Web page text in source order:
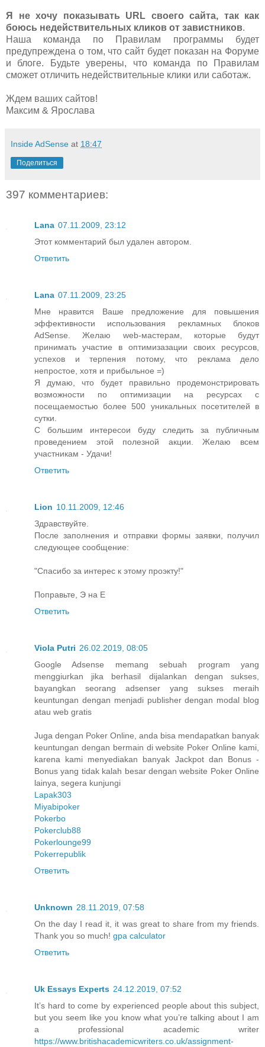
Я не хочу показывать URL своего сайта, так как
боюсь недействительных кликов от завистников.
Наша команда по Правилам программы будет
предупреждена о том, что сайт будет показан на Форуме
и блоге. Будьте уверены, что команда по Правилам
сможет отличить недействительные клики или саботаж.
Ждем ваших сайтов!
Максим & Ярослава
Inside AdSense at 18:47
Поделиться
397 комментариев:
Lana 07.11.2009, 23:12
Этот комментарий был удален автором.
Ответить
Lana 07.11.2009, 23:25
Мне нравится Ваше предложение для повышения
эффективности использования рекламных блоков
AdSense. Желаю web-мастерам, которые будут
принимать участие в оптимизазации своих ресурсов,
успехов и терпения потому, что реклама дело
непростое, хотя и прибыльное =)
Я думаю, что будет правильно продемонстрировать
возможности по оптимизации на ресурсах с
посещаемостью более 500 уникальных посетителей в
сутки.
С большим интересои буду следить за публичным
проведением этой полезной акции. Желаю всем
участникам - Удачи!
Ответить
Lion 10.11.2009, 12:46
Здравствуйте.
После заполнения и отправки формы заявки, получил
следующее сообщение:
"Спасибо за интерес к этому проэкту!"
Поправьте, Э на Е
Ответить
Viola Putri 26.02.2019, 08:05
Google Adsense memang sebuah program yang
menggiurkan jika berhasil dijalankan dengan sukses,
bayangkan seorang adsenser yang sukses meraih
keuntungan dengan menjadi publisher dengan modal blog
atau web gratis
Juga dengan Poker Online, anda bisa mendapatkan banyak
keuntungan dengan bermain di website Poker Online kami,
karena kami menyediakan banyak Jackpot dan Bonus -
Bonus yang tidak kalah besar dengan website Poker Online
lainya, segera kunjungi
Lapak303
Miyabipoker
Pokerbo
Pokerclub88
Pokerlounge99
Pokerrepublik
Ответить
Unknown 28.11.2019, 07:58
On the day I read it, it was great to share from my friends.
Thank you so much! gpa calculator
Ответить
Uk Essays Experts 24.12.2019, 07:52
It’s hard to come by experienced people about this subject,
but you seem like you know what you’re talking about I am
a professional academic writer
https://www.britishacademicwriters.co.uk/assignment-